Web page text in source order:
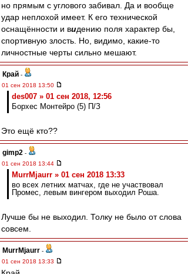
но прямым с углового забивал. Да и вообще
удар неплохой имеет. К его технической
оснащённости и видению поля характер бы,
спортивную злость. Но, видимо, какие-то
личностные черты сильно мешают.
Край -
01 сен 2018 13:50
des007 » 01 сен 2018, 12:56
Борхес Монтейро (5) П/З
Это ещё кто??
gimp2 -
01 сен 2018 13:44
MurrMjaurr » 01 сен 2018 13:33
во всех летних матчах, где не участвовал
Промес, левым вингером выходил Роша.
Лучше бы не выходил. Толку не было от слова
совсем.
MurrMjaurr -
01 сен 2018 13:33